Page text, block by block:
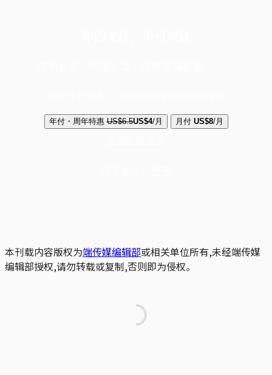
年付・周年特惠 US$6.5US$4/月 月付 US$8/月
本刊载内容版权为端传媒编辑部或相关单位所有,未经端传媒
编辑部授权,请勿转载或复制,否则即为侵权。